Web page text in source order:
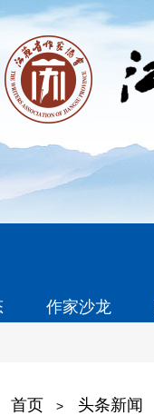
作家沙龙
首页 > 头条新闻